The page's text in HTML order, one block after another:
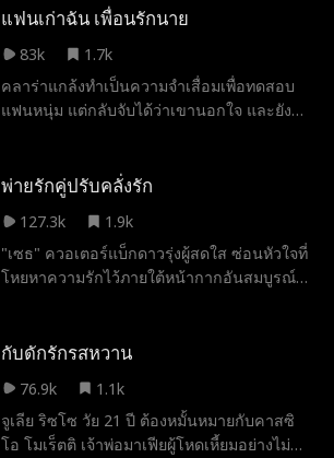
ใกล้คนสำคัญ อันจื่อเยว่จึงสมัครเข้าทำงานเป็น
ทั้งความขัดแย้งภายในตระกูล การแก่งแย่งทาง
ธุรกิจ และศัตรูที่คอยวางแผนเล่นงานเธอไม่
หยุด
แฟนเก่าฉัน เพื่อนรักนาย
83k
1.7k
คลาร่าแกล้งทำเป็นความจำเสื่อมเพื่อทดสอบ
แฟนหนุ่ม แต่กลับจับได้ว่าเขานอกใจ และยังถูก
ธาน หวังทำให้อดีตแฟนหนุ่มคลั่งด้วยความหึง
งอีธาน กลับเริ่มทำให้หัวใจของเธอหวั่นไหวขึ้น
มาจริง ๆ
พ่ายรักคู่ปรับคลั่งรัก
127.3k
1.9k
"เซธ" ควอเตอร์แบ็กดาวรุ่งผู้สดใส ซ่อนหัวใจที่
โหยหาความรักไว้ภายใต้หน้ากากอันสมบูรณ์
"หมาบ้า" ย้ายมาร่วมทีมและถูกบังคับให้เป็นรูม
ครั้งเริ่มเปลี่ยนเป็นความใกล้ชิดที่ทวีความ
เร่าร้อนจนเกินต้านทาน เซธตกหลุมรักศัตรูคน
นี้เข้าอย่างจัง จนกระทั่งเขาเหลือบไปเห็นวัน
กับดักรักรสหวาน
76.9k
1.1k
จูเลีย ริซโซ วัย 21 ปี ต้องหมั้นหมายกับคาสซิ
โอ โมเร็ตติ เจ้าพ่อมาเฟียผู้โหดเหี้ยมอย่างไม่